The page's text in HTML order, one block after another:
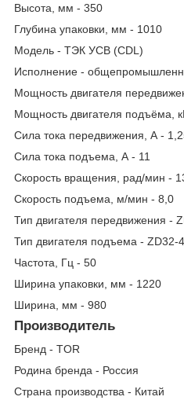
Высота, мм - 350
Глубина упаковки, мм - 1010
Модель - ТЭК УСВ (CDL)
Исполнение -
Мощность двигателя
Мощность двигателя подъёма,
Сила тока передвижения, А -
Сила тока подъема, А - 11
Скорость вращения, рад/мин -
Скорость подъема, м/мин - 8,0
Тип двигателя передвижения -
Тип двигателя подъема - ZD32-4
Частота, Гц - 50
Ширина упаковки, мм - 1220
Ширина, мм - 980
Производитель
Бренд - TOR
Родина бренда - Россия
Страна производства - Китай